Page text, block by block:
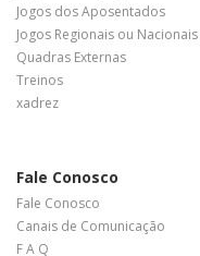
Jogos dos Aposentados
Jogos Regionais ou Nacionais
Quadras Externas
Treinos
xadrez
Fale Conosco
Fale Conosco
Canais de Comunicação
F A Q